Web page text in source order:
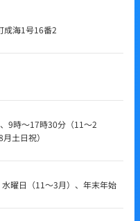
海1号16番2
9時～17時30分（11～2
土日祝）
曜日（11～3月）、年末年始